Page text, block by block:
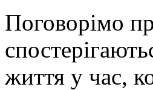
Поговорімо
життя у час,